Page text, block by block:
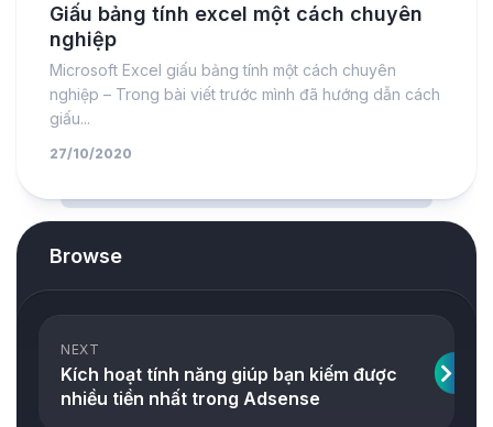
Giấu bảng tính excel một cách chuyên
nghiệp
Microsoft Excel giấu bảng tính một cách chuyên
nghiệp – Trong bài viết trước mình đã hướng dẫn cách
giấu...
27/10/2020
Browse
NEXT
Kích hoạt tính năng giúp bạn kiếm được
nhiều tiền nhất trong Adsense